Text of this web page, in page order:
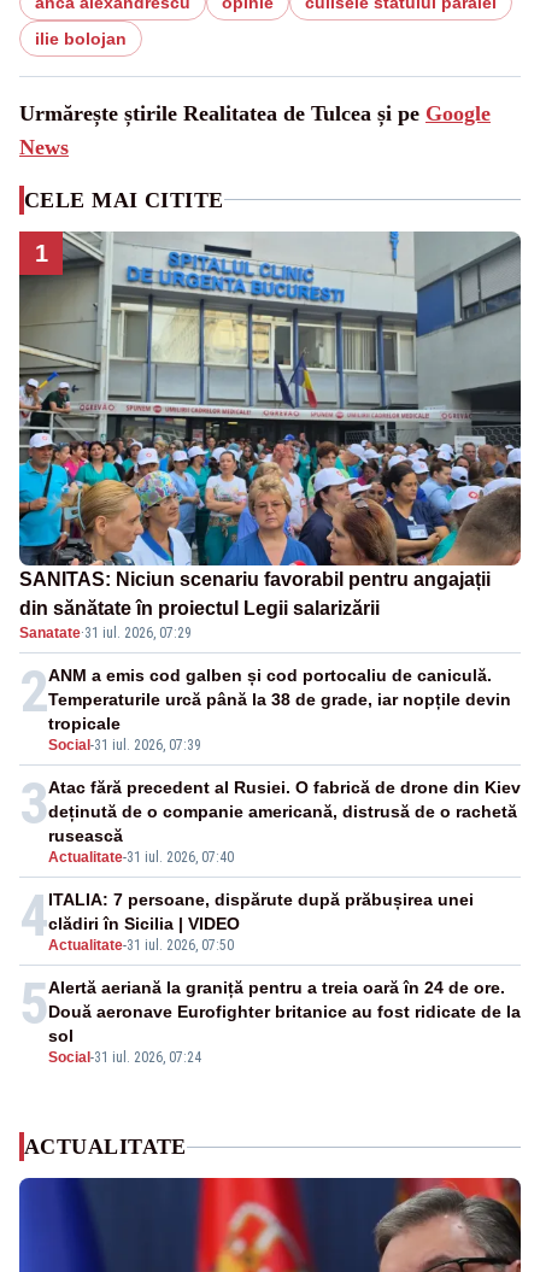
ilie bolojan
Urmărește știrile Realitatea de Tulcea și pe Google
News
CELE MAI CITITE
1
SANITAS: Niciun scenariu favorabil pentru angajații
din sănătate în proiectul Legii salarizării
Sanatate·31 iul. 2026, 07:29
2
Social -31 iul. 2026, 07:39
ANM a emis cod galben și cod portocaliu de caniculă.
Temperaturile urcă până la 38 de grade, iar nopțile devin
tropicale
3
Actualitate-31 iul. 2026, 07:40
Atac fără precedent al Rusiei. O fabrică de drone din Kiev
deținută de o companie americană, distrusă de o rachetă
rusească
4Actualitate-31 iul. 2026, 07:50
ITALIA: 7 persoane, dispărute după prăbușirea unei
clădiri în Sicilia | VIDEO
5
Social -31 iul. 2026, 07:24
Alertă aeriană la graniță pentru a treia oară în 24 de ore.
Două aeronave Eurofighter britanice au fost ridicate de la
sol
ACTUALITATE